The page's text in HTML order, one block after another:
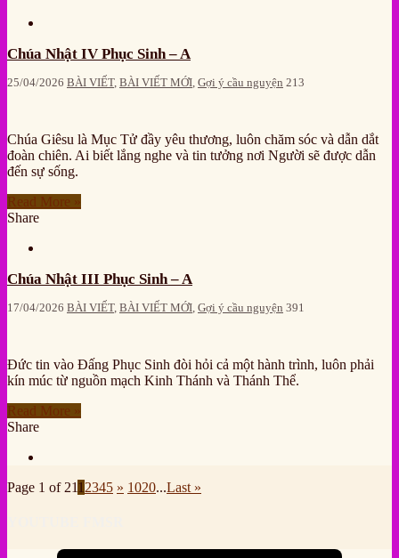
Chúa Nhật IV Phục Sinh – A
25/04/2026 BÀI VIẾT, BÀI VIẾT MỚI Gợi ý cầu nguyện 213
Chúa Giêsu là Mục Tử đầy yêu thương, luôn chăm sóc và dẫn dắt
đoàn chiên. Ai biết lắng nghe và tin tưởng nơi Người sẽ được dẫn
đến sự sống.
Read More »
Share
Chúa Nhật III Phục Sinh – A
17/04/2026 BÀI VIẾT, BÀI VIẾT MỚI Gợi ý cầu nguyện 391
Đức tin vào Đấng Phục Sinh đòi hỏi cả một hành trình, luôn phải
kín múc từ nguồn mạch Kinh Thánh và Thánh Thể.
Read More »
Share
Page 1 of 21 1 2345 » 1020...Last »